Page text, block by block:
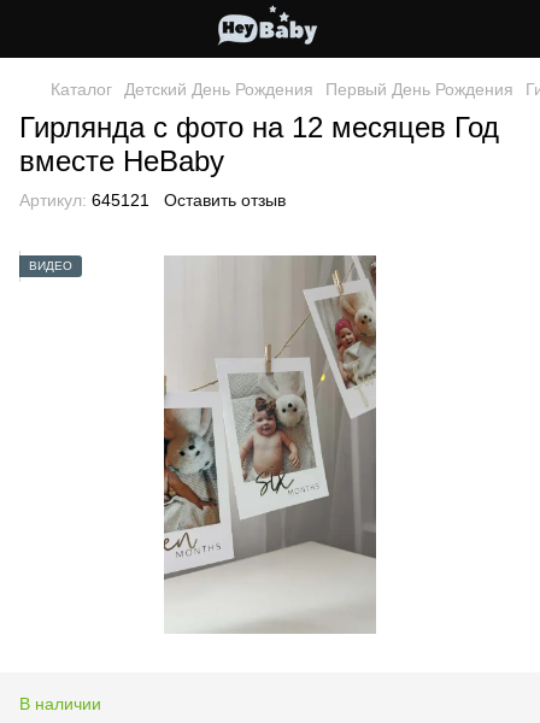
Каталог Детский День Рождения Первый День Рождения
Гирлянда с фото на 12 месяцев Год
вместе HeBaby
Артикул: 645121 Оставить отзыв
ВИДЕО
В наличии